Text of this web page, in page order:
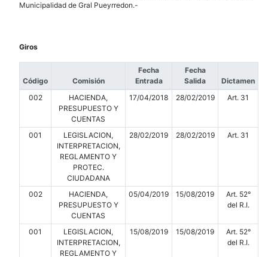
Municipalidad de Gral Pueyrredon.-
Giros
Código Comisión
Fecha
Entrada
Fecha
Salida
Dictamen
002
HACIENDA,
PRESUPUESTO Y
CUENTAS
17/04/2018 28/02/2019 Art. 31
001
LEGISLACION,
INTERPRETACION,
REGLAMENTO Y
PROTEC.
CIUDADANA
28/02/2019 28/02/2019 Art. 31
002
HACIENDA,
PRESUPUESTO Y
CUENTAS
05/04/2019 15/08/2019
Art. 52°
del R.I.
001
LEGISLACION,
INTERPRETACION,
REGLAMENTO Y
15/08/2019 15/08/2019
Art. 52°
del R.I.